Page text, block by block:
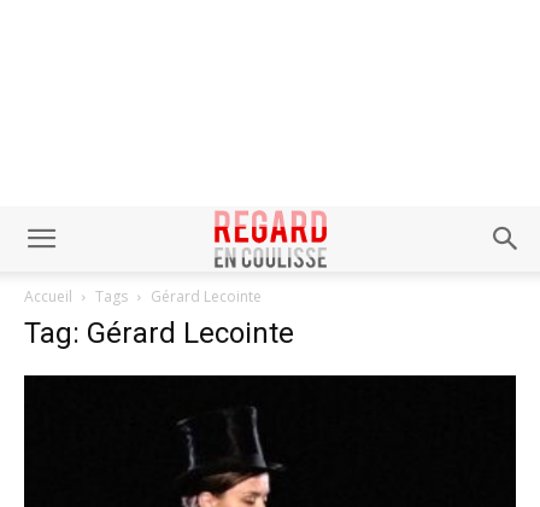
Accueil Tags Gérard Lecointe
Tag: Gérard Lecointe